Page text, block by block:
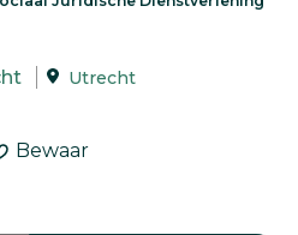
Utrecht
Bewaar